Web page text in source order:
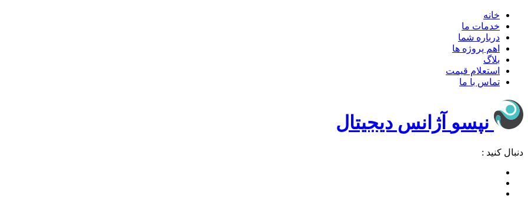
خانه
خدمات ما
درباره شما
اهم پروژه ها
بلاگ
استعلام قیمت
تماس با ما
نپسو آژانس دیجیتال
دنبال کنید :